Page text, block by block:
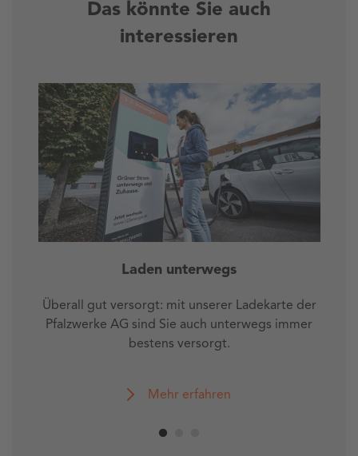
Das könnte Sie auch
interessieren
Laden unterwegs
Überall gut versorgt: mit unserer Ladekarte der
Pfalzwerke AG sind Sie auch unterwegs immer
bestens versorgt.
Mehr erfahren